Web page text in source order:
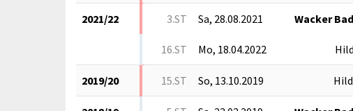
2021/22 3.ST Sa, 28.08.2021 Wacker
16.ST Mo, 18.04.2022
2019/20 15.ST So, 13.10.2019